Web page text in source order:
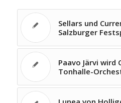
Sellars und
Salzburger
Paavo Järvi wird
Tonhalle-